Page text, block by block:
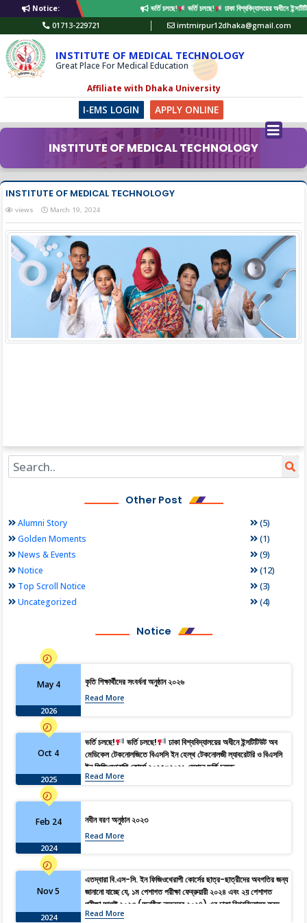
Notice: ভর্তি চলছে! ভর্তি চলছে!
ঢাকা বিশ্ববিদ্যালয়ের অধীনে
01713-229721
imtmirpur12dhaka@gmail.com
INSTITUTE OF MEDICAL TECHNOLOGY
Great Place For Medical Education
Affiliate with Dhaka University
I-EMS LOGIN APPLY ONLINE
INSTITUTE OF MEDICAL TECHNOLOGY
INSTITUTE OF MEDICAL TECHNOLOGY
views March 19, 2024
Other Post
Alumni Story (5)
Golden Moments (1)
News & Events (9)
Notice (12)
Top Scroll Notice (3)
Uncategorized (4)
Notice
May 4
2026
কৃতি শিক্ষার্থীদের সংবর্ধনা অনুষ্ঠান ২০২৬
Read More
Oct 4
2025
ভর্তি চলছে! ভর্তি চলছে!
ঢাকা বিশ্ববিদ্যালয়ের অধীনে ইন্সটিটিউট অব
মেডিকেল টেকনোলজিতে বিএসসি ইন হেল্থ টেকনোলজী ল্যাবরেটরি ও বিএসসি
ইন ফিজিওথেরাপি কোর্সে ২০২৫-২০২৬ সেশনে ভর্তি চলছে…
Read More
Feb 24
2024
নবীন বরণ অনুষ্ঠান ২০২৩
Read More
Nov 5
2024
এতদ্বারা বি.এস-সি. ইন ফিজিওথেরাপী কোর্সের ছাত্র-ছাত্রীদের অবগতির জন্য
জানানো যাচ্ছে যে, ১ম পেশাগত পরীক্ষা ফেব্রুয়ারী ২০২৪ এবং ২য় পেশাগত
পরীক্ষা আগষ্ট ২০২৩ (অনুষ্ঠিত নভেম্বর ২০২৪) এর ঢাকা বিশ্ববিদ্যালয় ফরম
ফিলাপ ০৪/১১/২০২৪ইং হতে ১১/১১/২০২৪ইং তারিখ পর্যন্ত।
Read More